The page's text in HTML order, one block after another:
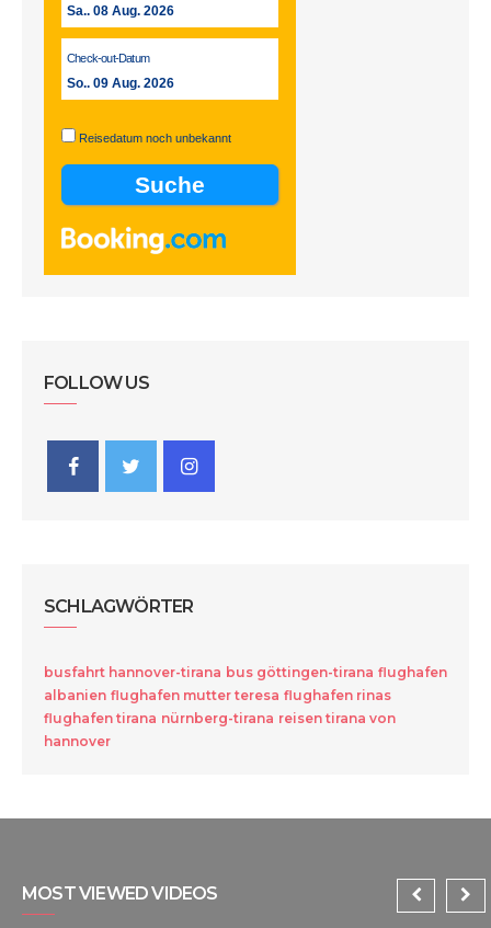
Sa.. 08 Aug. 2026
Check-out-Datum
So.. 09 Aug. 2026
Reisedatum noch unbekannt
FOLLOW US
SCHLAGWÖRTER
busfahrt hannover-tirana bus göttingen-tirana flughafen
albanien flughafen mutter teresa flughafen rinas
flughafen tirana nürnberg-tirana reisen tirana von
hannover
MOST VIEWED VIDEOS